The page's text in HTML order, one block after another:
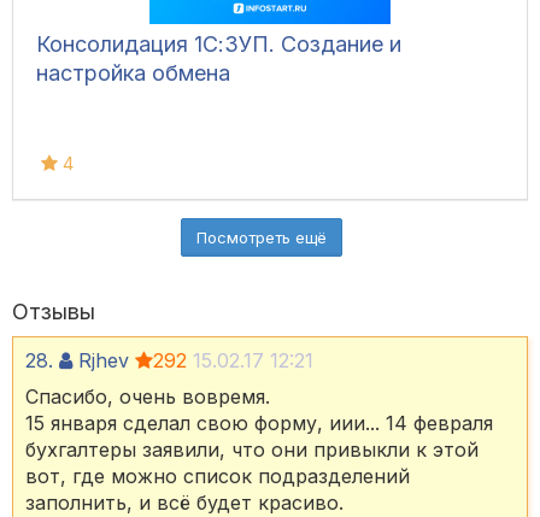
Консолидация 1С:ЗУП. Создание и
настройка обмена
4
Посмотреть ещё
Отзывы
28. Rjhev 292 15.02.17 12:21
Спасибо, очень вовремя.
15 января сделал свою форму, иии... 14 февраля
бухгалтеры заявили, что они привыкли к этой
вот, где можно список подразделений
заполнить, и всё будет красиво.